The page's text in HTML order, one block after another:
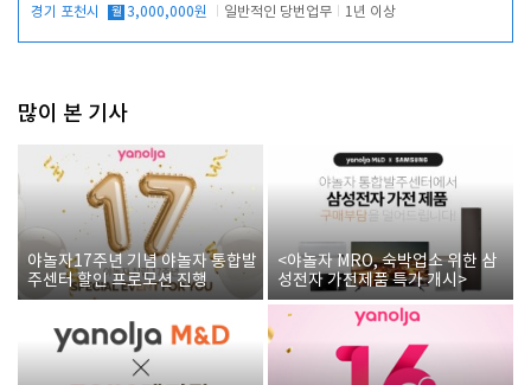
경기 포천시 월 3,000,000원 일반적인 당번업무 1년 이상
많이 본 기사
야놀자17주년 기념 야놀자 통합발
주센터 할인 프로모션 진행
<야놀자 MRO, 숙박업소 위한 삼
성전자 가전제품 특가 개시>